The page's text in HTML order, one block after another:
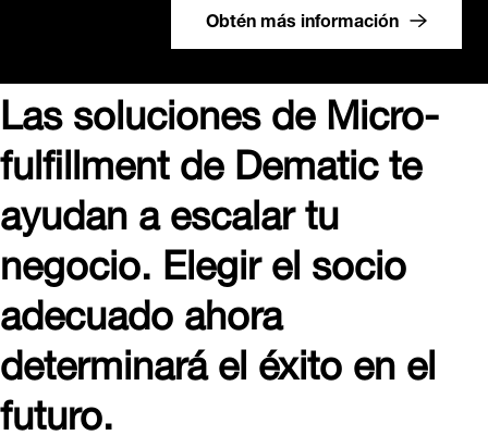
Obtén más información
Las soluciones de Micro-
fulfillment de Dematic te
ayudan a escalar tu
negocio. Elegir el socio
adecuado ahora
determinará el éxito en el
futuro.